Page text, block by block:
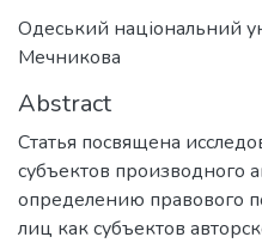
Одеський національний
Мечникова
Abstract
Статья посвящена
субъектов производного
определению правового
лиц как субъектов